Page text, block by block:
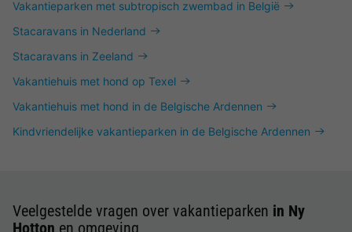
Vakantieparken met subtropisch zwembad in België
Stacaravans in Nederland
Stacaravans in Zeeland
Vakantiehuis met hond op Texel
Vakantiehuis met hond in de Belgische Ardennen
Kindvriendelijke vakantieparken in de Belgische Ardennen
Veelgestelde vragen over vakantieparken in Ny
Hotton en omgeving